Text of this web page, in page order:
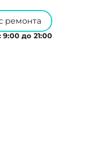
ремонта
до 21:00